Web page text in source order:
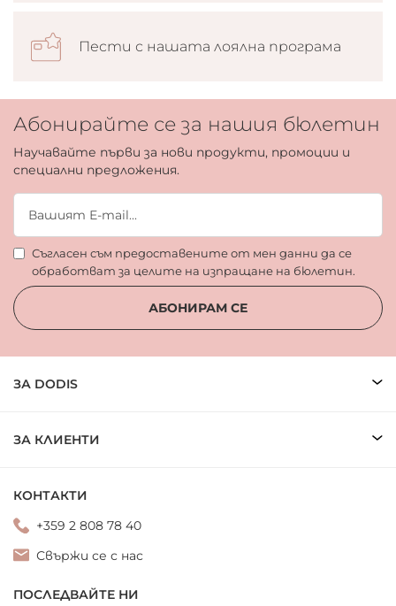
Пести с нашата лоялна програма
Абонирайте се за нашия бюлетин
Научавайте първи за нови продукти, промоции и
специални предложения.
Съгласен съм предоставените от мен данни да се
обработват за целите на изпращане на бюлетин.
АБОНИРАМ СЕ
ЗА DODIS
ЗА КЛИЕНТИ
КОНТАКТИ
+359 2 808 78 40
Свържи се с нас
ПОСЛЕДВАЙТЕ НИ